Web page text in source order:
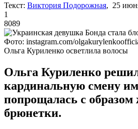
Текст: Виктория Подорожная, 25
1
8089
Фото: instagram.com/
Ольга Куриленко осветлила волосы
Ольга Куриленко
кардинальную смену
попрощалась с образом
брюнетки.